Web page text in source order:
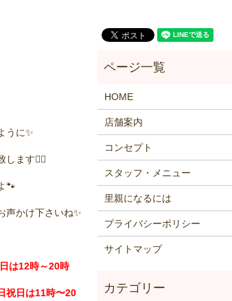
うに✨
します🙇‍♂️
🐾
声かけ下さいね✨
は12時～20時
〜20
HOME
店舗案内
コンセプト
スタッフ・メニュー
里親になるには
プライバシーポリシー
サイトマップ